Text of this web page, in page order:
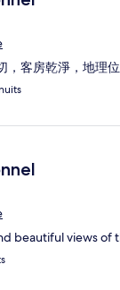
客房乾淨，地理位
beautiful views of